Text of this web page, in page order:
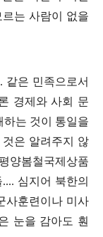
는 사람이 없을
. 같은 민족으로서
경제와 사회 문
하는 것이 통일을
은 알려주지 않
양봄철국제상품
.... 심지어 북한의
사훈련이나 미사
눈을 감아도 훤